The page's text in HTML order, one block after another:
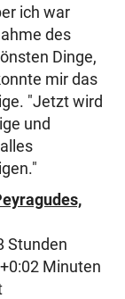
ich war
des
Dinge,
mir das
"Jetzt wird
und
Stunden
Minuten